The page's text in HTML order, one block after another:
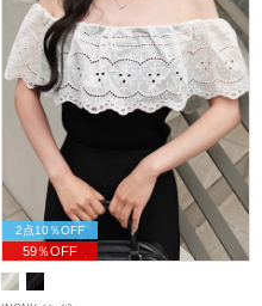
2点10％OFF
59％OFF